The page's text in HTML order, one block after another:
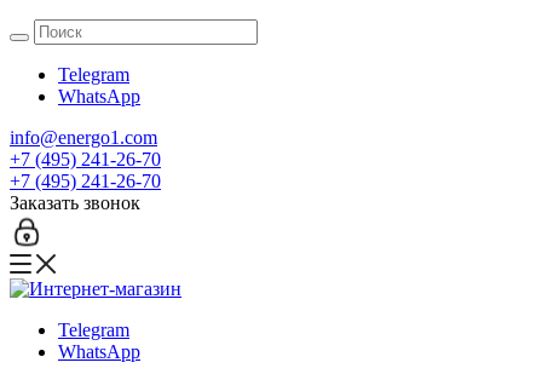
Telegram
WhatsApp
info@energo1.com
+7 (495) 241-26-70
+7 (495) 241-26-70
Заказать звонок
Telegram
WhatsApp